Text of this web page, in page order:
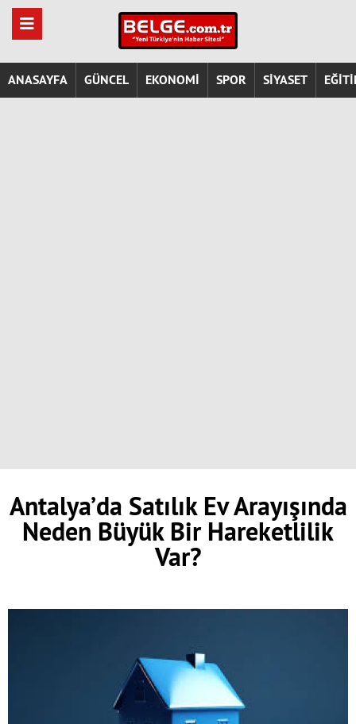
ANASAYFA GÜNCEL EKONOMİ SPOR SİYASET
Antalya’da Satılık Ev Arayışında
Neden Büyük Bir Hareketlilik
Var?